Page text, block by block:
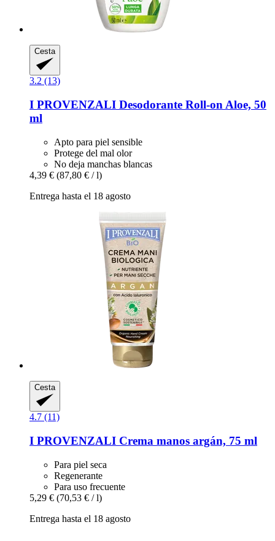
Cesta
3.2 (13)
I PROVENZALI Desodorante Roll-​on Aloe, 50
ml
Apto para piel sensible
Protege del mal olor
No deja manchas blancas
4,39 € (87,80 € / l)
Entrega hasta el 18 agosto
Cesta
4.7 (11)
I PROVENZALI Crema manos argán, 75 ml
Para piel seca
Regenerante
Para uso frecuente
5,29 € (70,53 € / l)
Entrega hasta el 18 agosto